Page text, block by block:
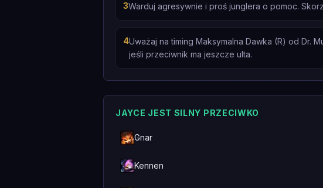
3Warduj agresywnie i proś junglera o pomoc.
4Uważaj na timing Maksymalna Dawka (R) od Dr.
jeśli przeciwnik ma jeszcze ulta.
JAYCE JEST SILNY PRZECIWKO
Gnar
Kennen